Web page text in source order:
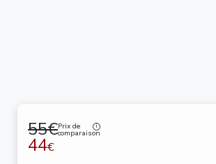
55€Prix de
comparaison
44€